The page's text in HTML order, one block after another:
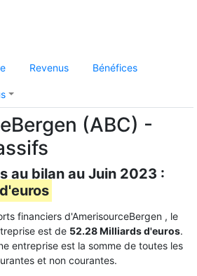
Revenus Bénéfices
(ABC) -
au bilan au Juin 2023 :
financiers d'AmerisourceBergen , le
est de 52.28 Milliards d'euros.
entreprise est la somme de toutes les
et non courantes.